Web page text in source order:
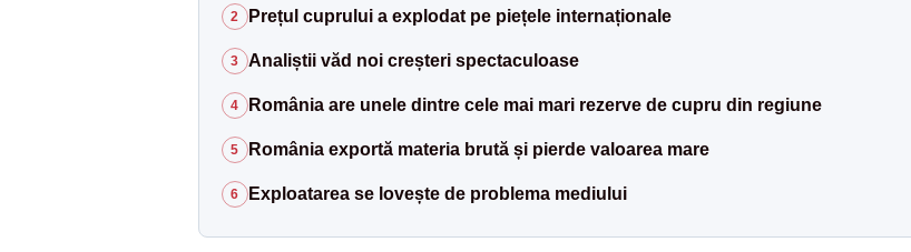
2 Prețul cuprului a explodat pe piețele internaționale
3 Analiștii văd noi creșteri spectaculoase
4 România are unele dintre cele mai mari rezerve de cupru din regiune
5 România exportă materia brută și pierde valoarea mare
6 Exploatarea se lovește de problema mediului